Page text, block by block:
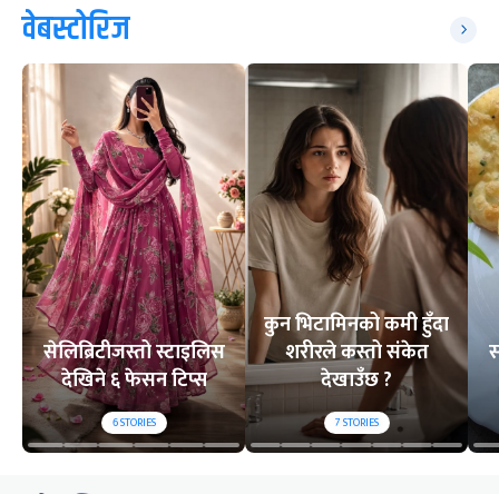
वेबस्टोरिज
सेलिब्रिटीजस्तो स्टाइलिस
देखिने ६ फेसन टिप्स
6STORIES
कुन भिटामिनको कमी हुँदा
शरीरले कस्तो संकेत
देखाउँछ ?
7STORIES